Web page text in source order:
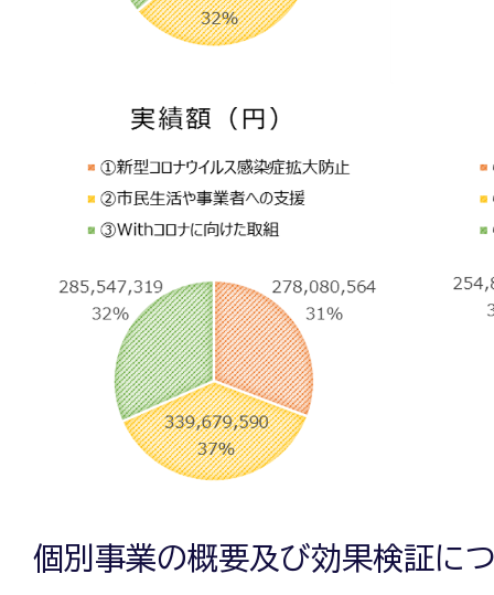
個別事業の概要及び効果検証に